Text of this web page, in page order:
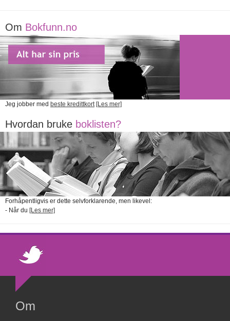
Om Bokfunn.no
Jeg jobber med beste kredittkort [Les mer]
Hvordan bruke boklisten?
Forhåpentligvis er dette selvforklarende, men likevel:
- Når du [Les mer]
Om